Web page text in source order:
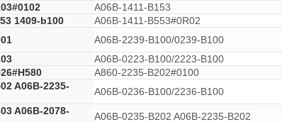
A06B-1411-B153
1409-b100
A06B-1411-B553#0R02
A06B-2239-B100/0239-B100
A06B-0223-B100/2223-B100
A860-2235-B202#0100
A06B-2235-
A06B-0236-B100/2236-B100
A06B-2078-
A06B-0235-B202 A06B-2235-B202